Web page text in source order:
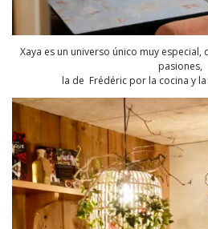
Xaya es un universo único muy
pasiones,
la de Frédéric por la cocina y